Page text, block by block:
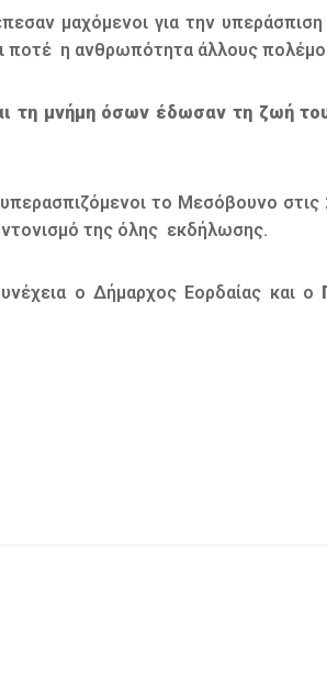
μαχόμενοι για την
ποτέ η ανθρωπότητα άλλους
μνήμη όσων έδωσαν τη ζωή
το Μεσόβουνο στις
της όλης εκδήλωσης.
ο Δήμαρχος Εορδαίας και ο